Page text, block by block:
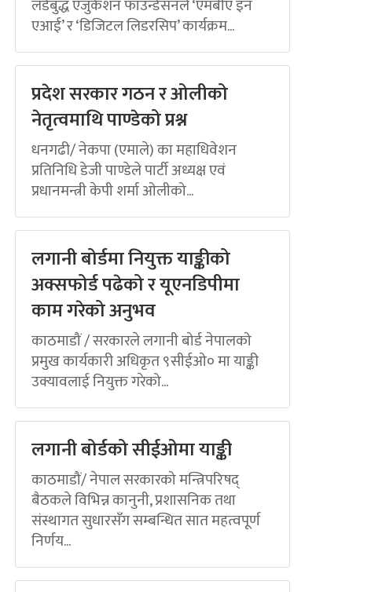
लर्डबुद्ध एजुकेशन फाउन्डेसनले ‘एमबीए इन
एआई’ र ‘डिजिटल लिडरसिप’ कार्यक्रम...
प्रदेश सरकार गठन र ओलीको
नेतृत्वमाथि पाण्डेको प्रश्न
धनगढी/ नेकपा (एमाले) का महाधिवेशन
प्रतिनिधि डेजी पाण्डेले पार्टी अध्यक्ष एवं
प्रधानमन्त्री केपी शर्मा ओलीको...
लगानी बोर्डमा नियुक्त याङ्कीको
अक्सफोर्ड पढेको र यूएनडिपीमा
काम गरेको अनुभव
काठमाडौं / सरकारले लगानी बोर्ड नेपालको
प्रमुख कार्यकारी अधिकृत ९सीईओ० मा याङ्की
उक्यावलाई नियुक्त गरेको...
लगानी बोर्डको सीईओमा याङ्की
काठमाडौं/ नेपाल सरकारको मन्त्रिपरिषद्
बैठकले विभिन्न कानुनी, प्रशासनिक तथा
संस्थागत सुधारसँग सम्बन्धित सात महत्वपूर्ण
निर्णय...